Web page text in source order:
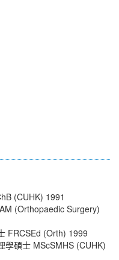
(CUHK) 1991
(Orthopaedic Surgery)
FRCSEd (Orth) 1999
學碩士 MScSMHS (CUHK)